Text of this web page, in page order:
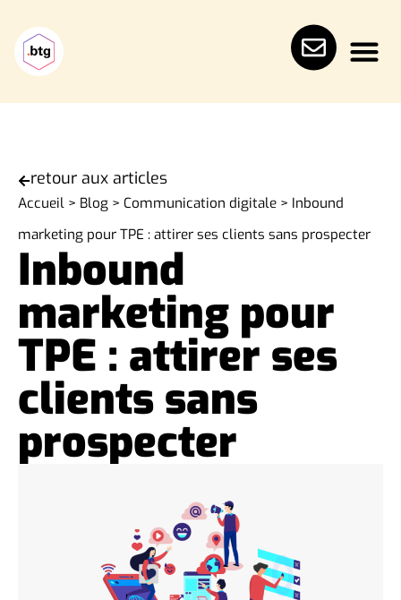
retour aux articles
Accueil > Blog > Communication digitale > Inbound
marketing pour TPE : attirer ses clients sans prospecter
Inbound
marketing pour
TPE : attirer ses
clients sans
prospecter